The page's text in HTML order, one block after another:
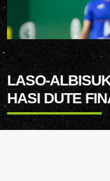
LASO-
HASI DUTE